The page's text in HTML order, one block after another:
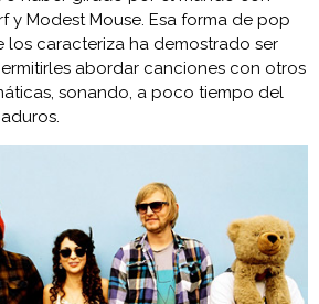
y Modest Mouse. Esa forma de pop
caracteriza ha demostrado ser
abordar canciones con otros
sonando, a poco tiempo del